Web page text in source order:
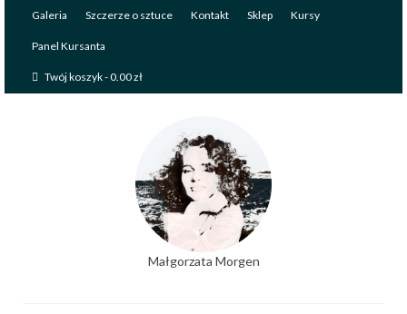
Galeria Szczerze o sztuce Kontakt Sklep Kursy
Panel Kursanta
Twój koszyk-0.00zł
Małgorzata Morgen